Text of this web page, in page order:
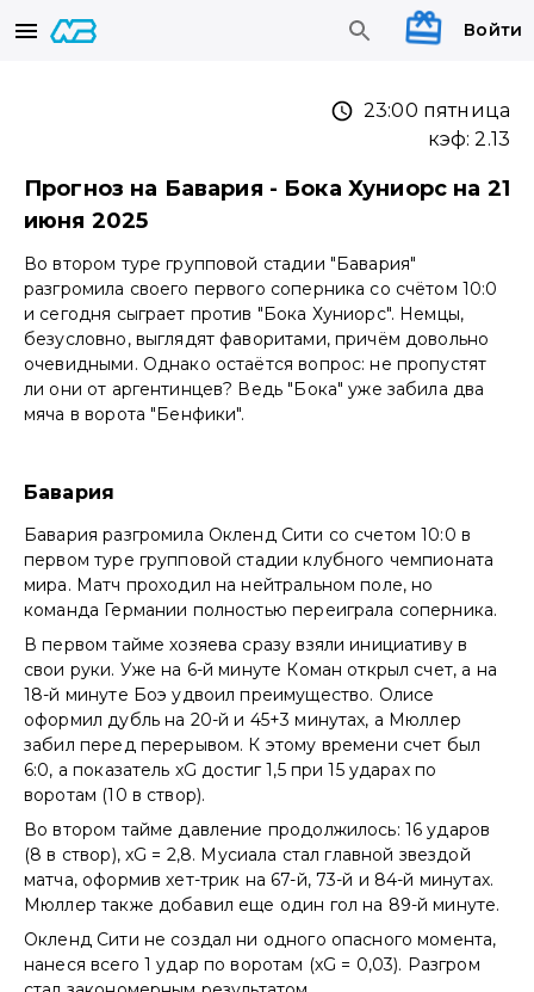
Войти
23:00 пятница
кэф:2.13
Прогноз на Бавария - Бока Хуниорс на 21
июня 2025
Во втором туре групповой стадии "Бавария"
разгромила своего первого соперника со счётом 10:0
и сегодня сыграет против "Бока Хуниорс". Немцы,
безусловно, выглядят фаворитами, причём довольно
очевидными. Однако остаётся вопрос: не пропустят
ли они от аргентинцев? Ведь "Бока" уже забила два
мяча в ворота "Бенфики".
Бавария
Бавария разгромила Окленд Сити со счетом 10:0 в
первом туре групповой стадии клубного чемпионата
мира. Матч проходил на нейтральном поле, но
команда Германии полностью переиграла соперника.
В первом тайме хозяева сразу взяли инициативу в
свои руки. Уже на 6-й минуте Коман открыл счет, а на
18-й минуте Боэ удвоил преимущество. Олисе
оформил дубль на 20-й и 45+3 минутах, а Мюллер
забил перед перерывом. К этому времени счет был
6:0, а показатель xG достиг 1,5 при 15 ударах по
воротам (10 в створ).
Во втором тайме давление продолжилось: 16 ударов
(8 в створ), xG = 2,8. Мусиала стал главной звездой
матча, оформив хет-трик на 67-й, 73-й и 84-й минутах.
Мюллер также добавил еще один гол на 89-й минуте.
Окленд Сити не создал ни одного опасного момента,
нанеся всего 1 удар по воротам (xG = 0,03). Разгром